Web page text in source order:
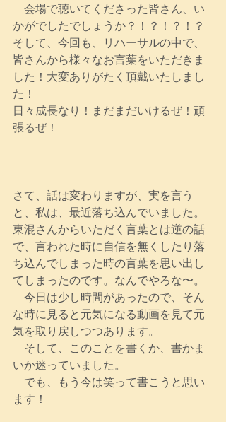
会場で聴いてくださった皆さん、い
かがでしたでしょうか？！？！？！？
そして、今回も、リハーサルの中で、
皆さんから様々なお言葉をいただきま
した！大変ありがたく頂戴いたしまし
た！
日々成長なり！まだまだいけるぜ！頑
張るぜ！
さて、話は変わりますが、実を言う
と、私は、最近落ち込んでいました。
東混さんからいただく言葉とは逆の話
で、言われた時に自信を無くしたり落
ち込んでしまった時の言葉を思い出し
てしまったのです。なんでやろな〜。
今日は少し時間があったので、そん
な時に見ると元気になる動画を見て元
気を取り戻しつつあります。
そして、このことを書くか、書かま
いか迷っていました。
でも、もう今は笑って書こうと思い
ます！